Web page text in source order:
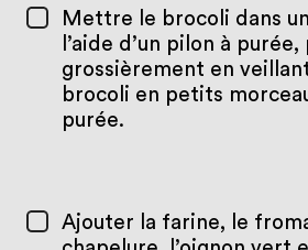
Mettre le brocoli dans
l’aide d’un pilon à
grossièrement en
brocoli en petits
purée.
Ajouter la farine, le